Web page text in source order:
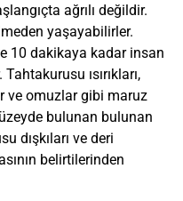
ağrılı değildir.
yaşayabilirler.
10 dakikaya kadar insan
ısırıkları,
ve omuzlar gibi maruz
bulunan bulunan
dışkıları ve deri
belirtilerinden